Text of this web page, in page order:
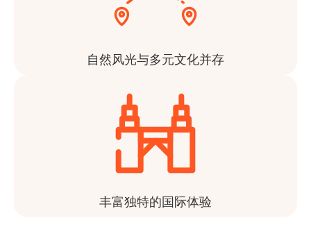
自然风光与多元文化并存
丰富独特的国际体验